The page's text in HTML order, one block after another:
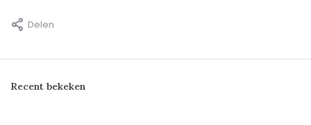
Delen
Recent bekeken